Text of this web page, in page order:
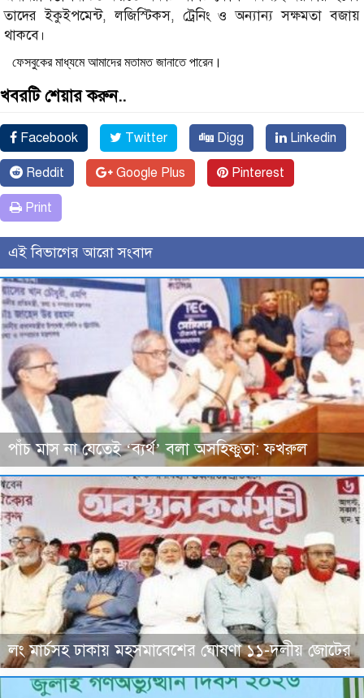
তাদের ইকুইপমেন্ট, লজিস্টিকস, ট্রেনিং ও অন্যান্য সক্ষমতা বজায়
থাকবে।
ফেসবুকের মাধ্যমে আমাদের মতামত জানাতে পারেন।
খবরটি শেয়ার করুন..
Facebook Twitter Digg Linkedin
Reddit Google Plus Pinterest
Print
এই বিভাগের আরো সংবাদ
পাঁচ মাস না যেতেই ‘ব্যর্থ’ বলা অসহিষ্ণুতা: ফখরুল
লং মার্চসহ ঢাকায় মহসমাবেশের ঘোষণা ১১-দলীয় জোটের